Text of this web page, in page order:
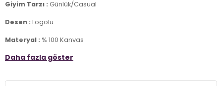
Giyim Tarzı : Günlük/Casual
Desen : Logolu
Materyal : % 100 Kanvas
Kapama Bilgisi :Bağcıklı
Daha fazla göster